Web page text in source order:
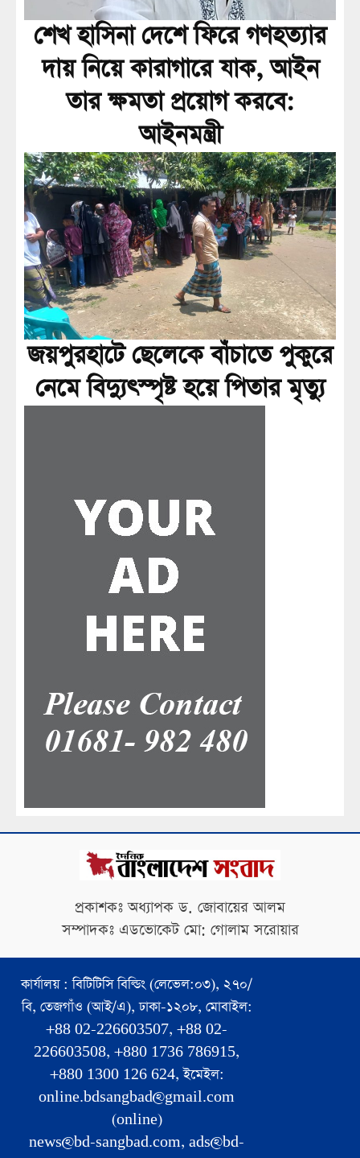
শেখ হাসিনা দেশে ফিরে গণহত্যার
দায় নিয়ে কারাগারে যাক, আইন
তার ক্ষমতা প্রয়োগ করবে:
আইনমন্ত্রী
জয়পুরহাটে ছেলেকে বাঁচাতে পুকুরে
নেমে বিদ্যুৎস্পৃষ্ট হয়ে পিতার মৃত্যু
প্রকাশকঃ অধ্যাপক ড. জোবায়ের আলম
সম্পাদকঃ এডভোকেট মো: গোলাম সরোয়ার
কার্যালয় : বিটিটিসি বিল্ডিং (লেভেল:০৩), ২৭০/
বি, তেজগাঁও (আই/এ), ঢাকা-১২০৮, মোবাইল:
+88 02-226603507, +88 02-
226603508, +880 1736 786915,
+880 1300 126 624, ইমেইল:
online.bdsangbad@gmail.com
(online)
news@bd-sangbad.com, ads@bd-